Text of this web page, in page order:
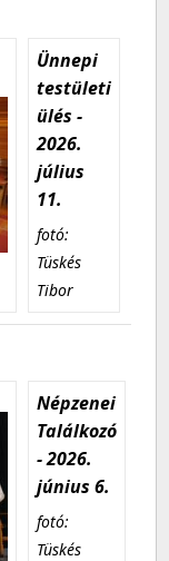
Ünnepi
testületi
ülés -
2026.
július
11.
fotó:
Tüskés
Tibor
Népzenei
Találkozó
- 2026.
június 6.
fotó:
Tüskés